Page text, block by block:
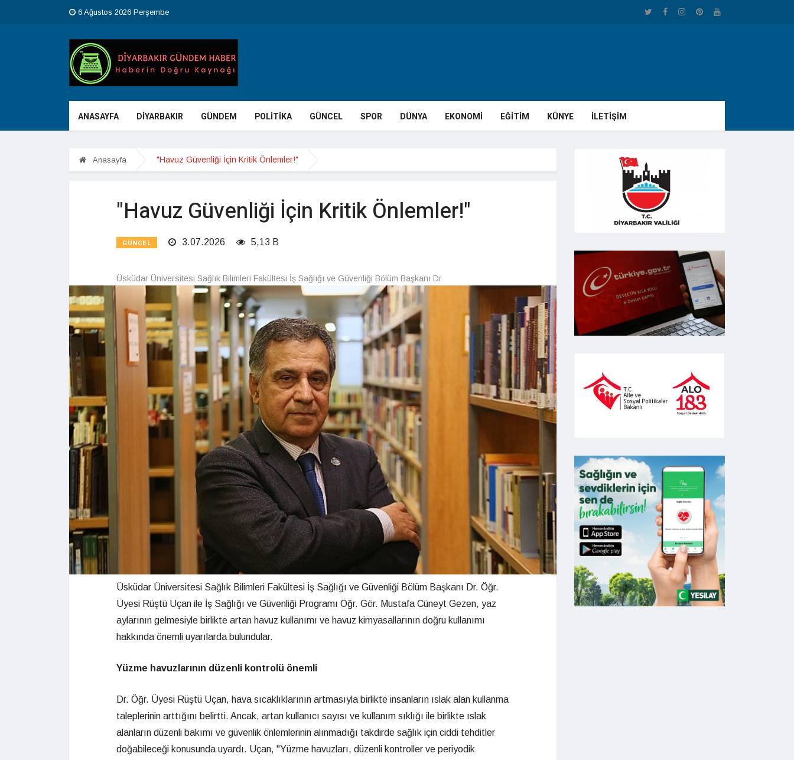
6 Ağustos 2026 Perşembe
ANASAYFA DİYARBAKIR GÜNDEM POLİTİKA GÜNCEL SPOR DÜNYA EKONOMİ EĞİTİM KÜNYE İLETİŞİM
Anasayfa "Havuz Güvenliği İçin Kritik Önlemler!"
"Havuz Güvenliği İçin Kritik Önlemler!"
GÜNCEL 3.07.2026 5,13 B
Üsküdar Üniversitesi Sağlık Bilimleri Fakültesi İş Sağlığı ve Güvenliği Bölüm Başkanı Dr
Üsküdar Üniversitesi Sağlık Bilimleri Fakültesi İş Sağlığı ve Güvenliği Bölüm Başkanı Dr. Öğr.
Üyesi Rüştü Uçan ile İş Sağlığı ve Güvenliği Programı Öğr. Gör. Mustafa Cüneyt Gezen, yaz
aylarının gelmesiyle birlikte artan havuz kullanımı ve havuz kimyasallarının doğru kullanımı
hakkında önemli uyarılarda bulundular.
Yüzme havuzlarının düzenli kontrolü önemli
Dr. Öğr. Üyesi Rüştü Uçan, hava sıcaklıklarının artmasıyla birlikte insanların ıslak alan kullanma
taleplerinin arttığını belirtti. Ancak, artan kullanıcı sayısı ve kullanım sıklığı ile birlikte ıslak
alanların düzenli bakımı ve güvenlik önlemlerinin alınmadığı takdirde sağlık için ciddi tehditler
doğabileceği konusunda uyardı. Uçan, "Yüzme havuzları, düzenli kontroller ve periyodik